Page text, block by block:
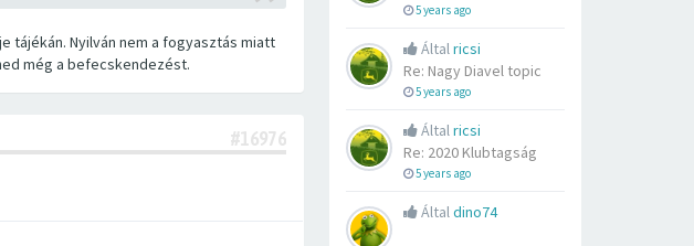
5 years ago
Általricsi
Re: Nagy Diavel topic
5 years ago
Általricsi
Re: 2020 Klubtagság
5 years ago
Általdino74
tájékán. Nyilván nem a fogyasztás miatt
még a befecskendezést.
#16976